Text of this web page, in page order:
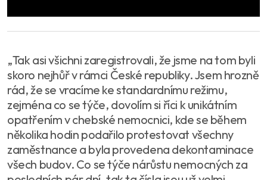
„Tak asi všichni zaregistrovali, že jsme na tom byli
skoro nejhůř v rámci České republiky. Jsem hrozně
rád, že se vracíme ke standardnímu režimu,
zejména co se týče, dovolím si říci k unikátním
opatřením v chebské nemocnici, kde se během
několika hodin podařilo protestovat všechny
zaměstnance a byla provedena dekontaminace
všech budov. Co se týče nárůstu nemocných za